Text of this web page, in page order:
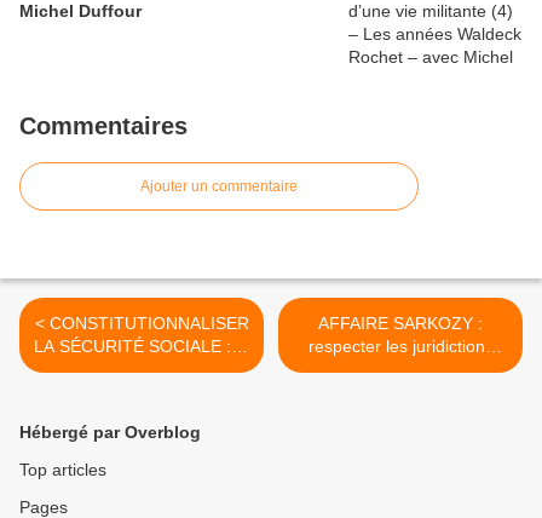
Michel Duffour
Commentaires
Ajouter un commentaire
< CONSTITUTIONNALISER
LA SÉCURITÉ SOCIALE : la
proposition de loi des
AFFAIRE SARKOZY :
respecter les juridictions
pour respecter l'État de
Hébergé par Overblog
Top articles
Pages